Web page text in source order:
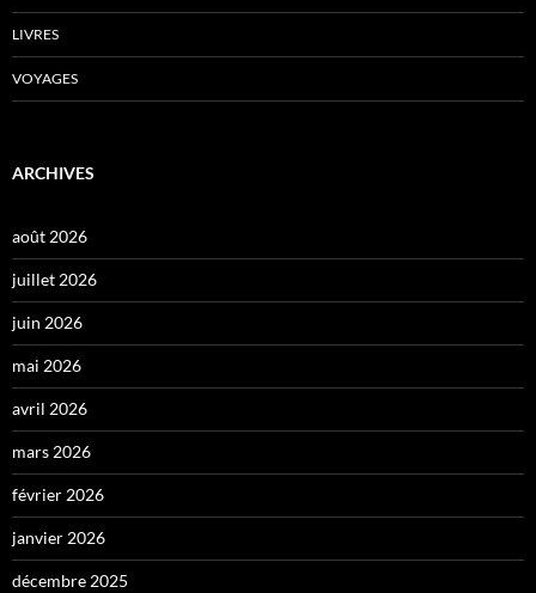
LIVRES
VOYAGES
ARCHIVES
août 2026
juillet 2026
juin 2026
mai 2026
avril 2026
mars 2026
février 2026
janvier 2026
décembre 2025